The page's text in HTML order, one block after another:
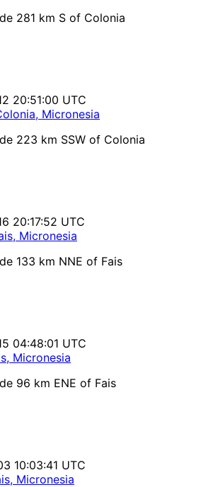
281 km S of Colonia
20:51:00 UTC
Micronesia
223 km SSW of Colonia
20:17:52 UTC
Micronesia
133 km NNE of Fais
04:48:01 UTC
Micronesia
96 km ENE of Fais
10:03:41 UTC
Micronesia